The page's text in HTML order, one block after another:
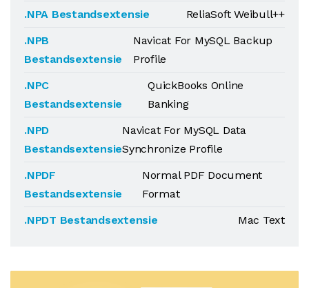
.NPA Bestandsextensie
ReliaSoft Weibull++
.NPB
Bestandsextensie
Navicat For MySQL Backup
Profile
.NPC
Bestandsextensie
QuickBooks Online
Banking
.NPD
Bestandsextensie
Navicat For MySQL Data
Synchronize Profile
.NPDF
Bestandsextensie
Normal PDF Document
Format
.NPDT Bestandsextensie
Mac Text